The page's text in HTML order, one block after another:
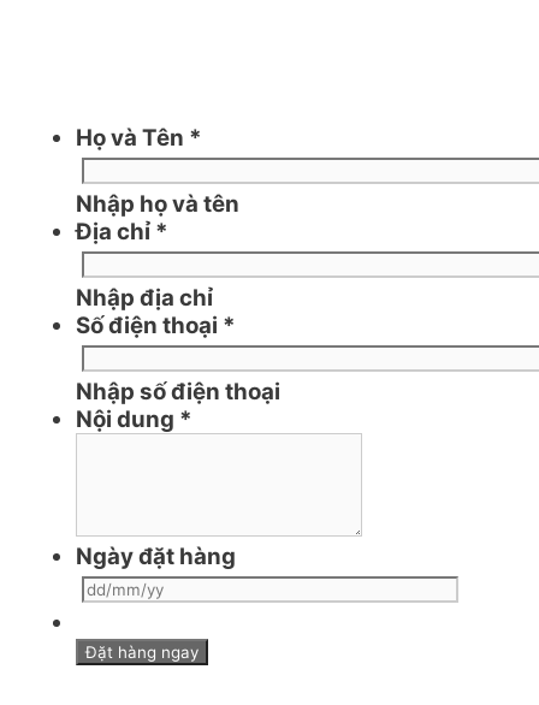
Họ và Tên *
Nhập họ và tên
Địa chỉ *
Nhập địa chỉ
Số điện thoại *
Nhập số điện thoại
Nội dung *
Ngày đặt hàng